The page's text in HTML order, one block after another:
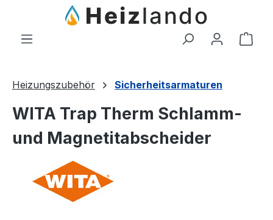
Zum Hauptinhalt springen
Heizungszubehör Sicherheitsarmaturen
WITA Trap Therm Schlamm-
und Magnetitabscheider